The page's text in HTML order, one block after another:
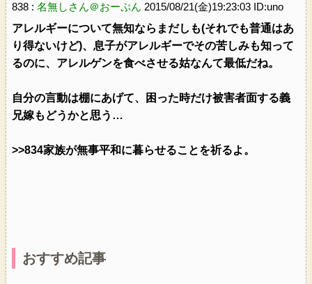
838 : 名無しさん＠おーぷん 2015/08/21(金)19:23:03 ID:uno
アレルギーについて無知ならまだしも(それでも普通はあ
り得ないけど)、息子がアレルギーでその苦しみも知って
るのに、アレルゲンを食べさせる姑なんて最低だね。
自分の言動は棚にあげて、困った時だけ被害者面する義
兄嫁もどうかと思う…
>>834家族が無事平和に暮らせることを祈るよ。
おすすめ記事